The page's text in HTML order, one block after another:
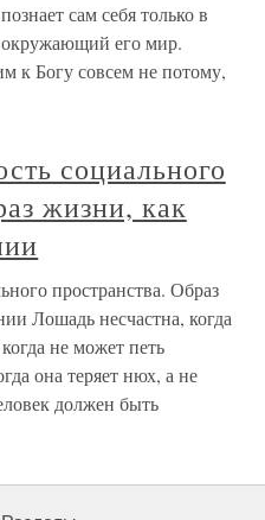
сам себя только в
окружающий его мир.
к Богу совсем не потому,
социального
жизни, как
пространства. Образ
Лошадь несчастна, когда
не может петь
она теряет нюх, а не
должен быть